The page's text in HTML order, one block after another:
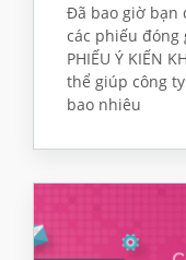
Đã bao giờ bạn
các phiếu đóng
PHIẾU Ý KIẾN
thể giúp công
bao nhiêu